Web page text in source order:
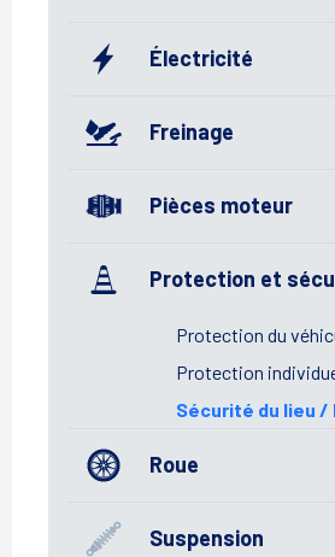
Électricité
Freinage
Pièces moteur
Protection et
Protection du
Protection
Sécurité du lieu /
Roue
Suspension